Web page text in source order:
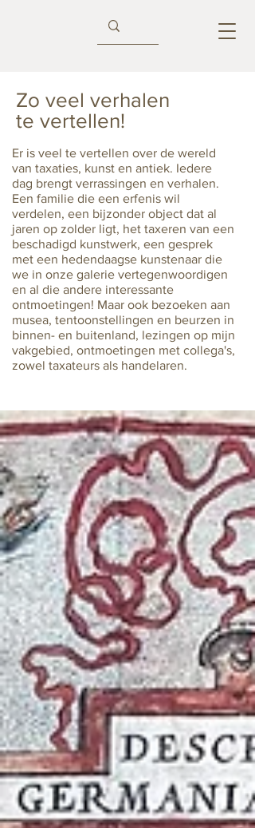
Zo veel verhalen
te vertellen!
Er is veel te vertellen over de wereld
van taxaties, kunst en antiek. Iedere
dag brengt verrassingen en verhalen.
Een familie die een erfenis wil
verdelen, een bijzonder object dat al
jaren op zolder ligt, het taxeren van een
beschadigd kunstwerk, een gesprek
met een hedendaagse kunstenaar die
we in onze galerie vertegenwoordigen
en al die andere interessante
ontmoetingen! Maar ook bezoeken aan
musea, tentoonstellingen en beurzen in
binnen- en buitenland, lezingen op mijn
vakgebied, ontmoetingen met collega's,
zowel taxateurs als handelaren.